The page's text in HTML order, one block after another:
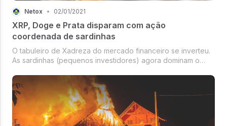
Netox • 02/01/2021
XRP, Doge e Prata disparam com ação
coordenada de sardinhas
O tabuleiro de Xadreza do mercado financeiro se inverteu.
As sardinhas (pequenos investidores) agora dominam o